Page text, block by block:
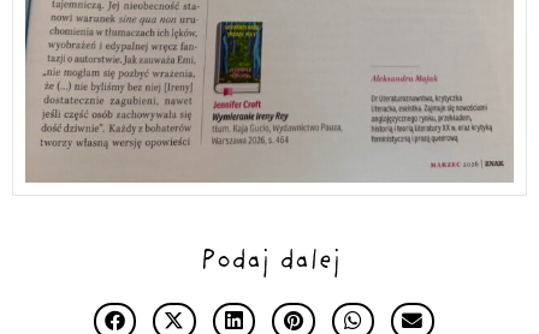
Podaj dalej